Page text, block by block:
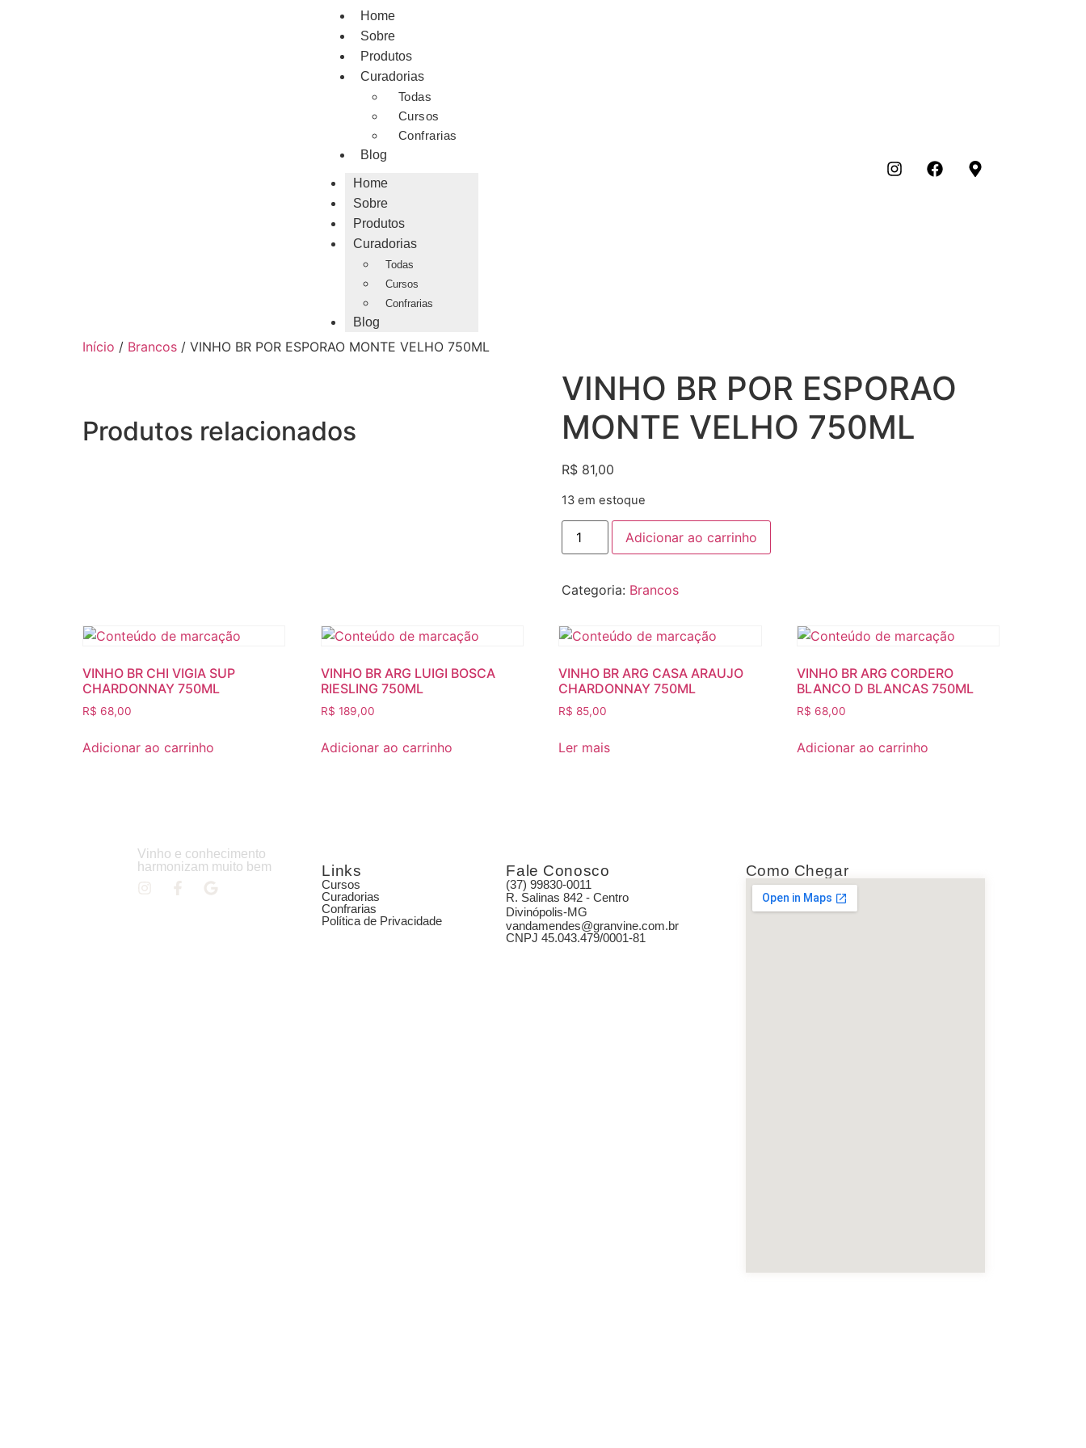
Home
Sobre
Produtos
Curadorias
Todas
Cursos
Confrarias
Blog
Home
Sobre
Produtos
Curadorias
Todas
Cursos
Confrarias
Blog
Início / Brancos / VINHO BR POR ESPORAO MONTE VELHO 750ML
VINHO BR POR ESPORAO
MONTE VELHO 750ML
R$81,00
13 em estoque
Adicionar ao carrinho
Categoria: Brancos
Produtos relacionados
VINHO BR CHI VIGIA SUP
CHARDONNAY 750ML
R$ 68,00
Adicionar ao carrinho
VINHO BR ARG LUIGI BOSCA
RIESLING 750ML
R$ 189,00
Adicionar ao carrinho
VINHO BR ARG CASA ARAUJO
CHARDONNAY 750ML
R$ 85,00
Ler mais
VINHO BR ARG CORDERO
BLANCO D BLANCAS 750ML
R$ 68,00
Adicionar ao carrinho
Vinho e conhecimento
harmonizam muito bem
Links
Cursos
Curadorias
Confrarias
Política de Privacidade
Fale Conosco
(37) 99830-0011
R. Salinas 842 - Centro
Divinópolis-MG
vandamendes@granvine.com.br
CNPJ 45.043.479/0001-81
Como Chegar